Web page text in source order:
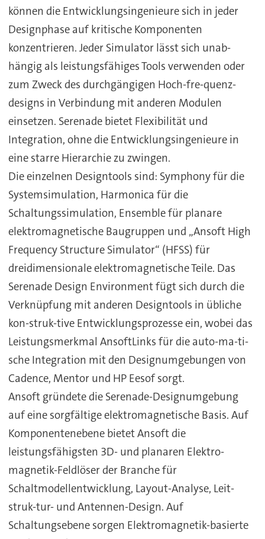
können die Entwicklungsingenieure sich in jeder
Designphase auf kritische Komponenten
konzentrieren. Jeder Simulator lässt sich unab-
hängig als leistungsfähiges Tools verwenden oder
zum Zweck des durchgängigen Hoch-fre-quenz-
designs in Verbindung mit anderen Modulen
einsetzen. Serenade bietet Flexibilität und
Integration, ohne die Entwicklungsingenieure in
eine starre Hierarchie zu zwingen.
Die einzelnen Designtools sind: Symphony für die
Systemsimulation, Harmonica für die
Schaltungssimulation, Ensemble für planare
elektromagnetische Baugruppen und „Ansoft High
Frequency Structure Simulator“ (HFSS) für
dreidimensionale elektromagnetische Teile. Das
Serenade Design Environment fügt sich durch die
Verknüpfung mit anderen Designtools in übliche
kon-struk-tive Entwicklungsprozesse ein, wobei das
Leistungsmerkmal AnsoftLinks für die auto-ma-ti-
sche Integration mit den Designumgebungen von
Cadence, Mentor und HP Eesof sorgt.
Ansoft gründete die Serenade-Designumgebung
auf eine sorgfältige elektromagnetische Basis. Auf
Komponentenebene bietet Ansoft die
leistungsfähigsten 3D- und planaren Elektro-
magnetik-Feldlöser der Branche für
Schaltmodellentwicklung, Layout-Analyse, Leit-
struk-tur- und Antennen-Design. Auf
Schaltungsebene sorgen Elektromagnetik-basierte